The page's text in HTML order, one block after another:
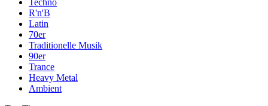
Techno
R'n'B
Latin
70er
Traditionelle Musik
90er
Trance
Heavy Metal
Ambient